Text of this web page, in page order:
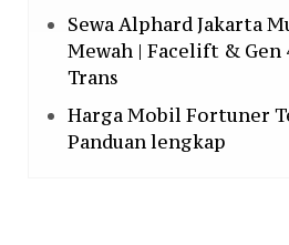
Sewa Alphard Jakarta
Mewah | Facelift & Gen
Trans
Harga Mobil Fortuner
Panduan lengkap